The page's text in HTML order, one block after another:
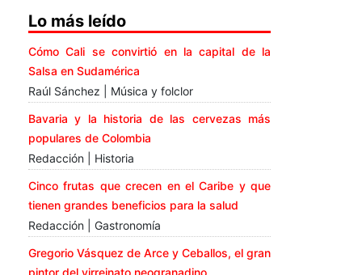
Lo más leído
Cómo Cali se convirtió en la capital de la
Salsa en Sudamérica
Raúl Sánchez | Música y folclor
Bavaria y la historia de las cervezas más
populares de Colombia
Redacción | Historia
Cinco frutas que crecen en el Caribe y que
tienen grandes beneficios para la salud
Redacción | Gastronomía
Gregorio Vásquez de Arce y Ceballos, el gran